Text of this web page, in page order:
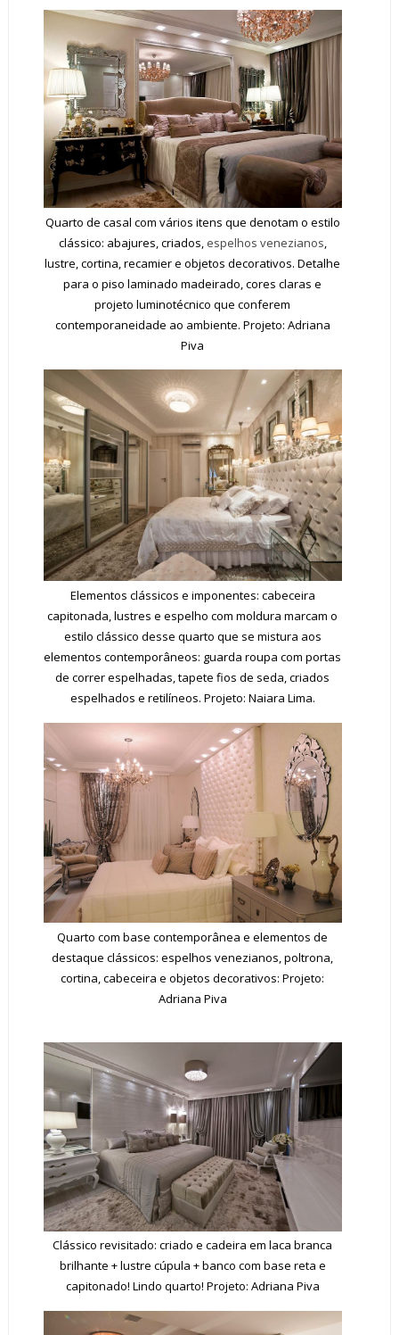
Quarto de casal com vários itens que denotam o estilo
clássico: abajures, criados, espelhos venezianos,
lustre, cortina, recamier e objetos decorativos. Detalhe
para o piso laminado madeirado, cores claras e
projeto luminotécnico que conferem
contemporaneidade ao ambiente. Projeto: Adriana
Piva
Elementos clássicos e imponentes: cabeceira
capitonada, lustres e espelho com moldura marcam o
estilo clássico desse quarto que se mistura aos
elementos contemporâneos: guarda roupa com portas
de correr espelhadas, tapete fios de seda, criados
espelhados e retilíneos. Projeto: Naiara Lima.
Quarto com base contemporânea e elementos de
destaque clássicos: espelhos venezianos, poltrona,
cortina, cabeceira e objetos decorativos: Projeto:
Adriana Piva
Clássico revisitado: criado e cadeira em laca branca
brilhante + lustre cúpula + banco com base reta e
capitonado! Lindo quarto! Projeto: Adriana Piva